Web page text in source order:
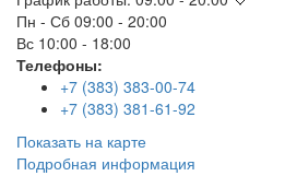
Пн - Сб 09:00 - 20:00
Вс 10:00 - 18:00
Телефоны:
+7 (383) 383-00-74
+7 (383) 381-61-92
Показать на карте
Подробная информация